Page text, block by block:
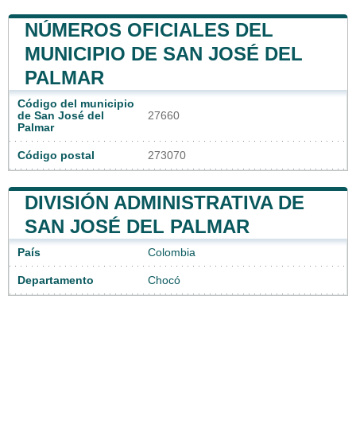
NÚMEROS OFICIALES DEL
MUNICIPIO DE SAN JOSÉ DEL
PALMAR
Código del municipio
de San José del
Palmar
27660
Código postal 273070
DIVISIÓN ADMINISTRATIVA DE
SAN JOSÉ DEL PALMAR
País Colombia
Departamento Chocó